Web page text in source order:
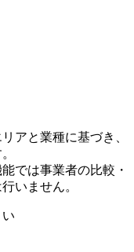
アと業種に基づき、
では事業者の比較・
いません。